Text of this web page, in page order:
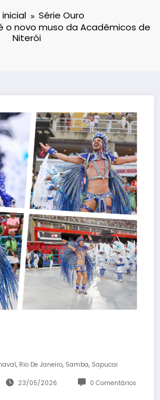
Série Ouro
o novo muso da Acadêmicos de
Niterói
, Rio De Janeiro, Samba, Sapucai
23/05/2026 0 Comentários